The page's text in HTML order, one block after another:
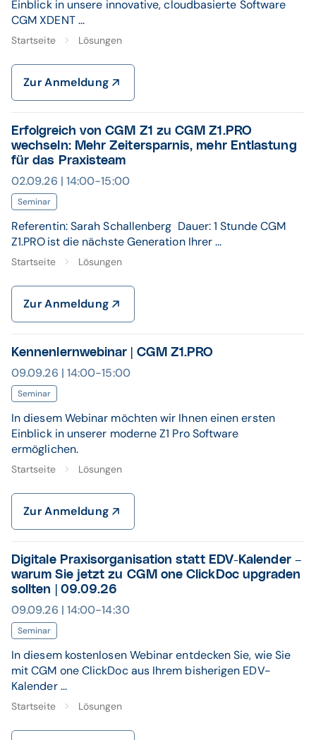
Einblick in unsere innovative, cloudbasierte Software
CGM XDENT ...
Startseite Lösungen
Zur Anmeldung
Erfolgreich von CGM Z1 zu CGM Z1.PRO
wechseln: Mehr Zeitersparnis, mehr Entlastung
für das Praxisteam
02.09.26 | 14:00-15:00
Seminar
Referentin: Sarah Schallenberg Dauer: 1 Stunde CGM
Z1.PRO ist die nächste Generation Ihrer ...
Startseite Lösungen
Zur Anmeldung
Kennenlernwebinar | CGM Z1.PRO
09.09.26 | 14:00-15:00
Seminar
In diesem Webinar möchten wir Ihnen einen ersten
Einblick in unserer moderne Z1 Pro Software
ermöglichen.
Startseite Lösungen
Zur Anmeldung
Digitale Praxisorganisation statt EDV-Kalender –
warum Sie jetzt zu CGM one ClickDoc upgraden
sollten | 09.09.26
09.09.26 | 14:00-14:30
Seminar
In diesem kostenlosen Webinar entdecken Sie, wie Sie
mit CGM one ClickDoc aus Ihrem bisherigen EDV-
Kalender ...
Startseite Lösungen